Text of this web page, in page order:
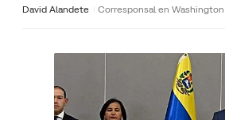
David Alandete Corresponsal en Washington